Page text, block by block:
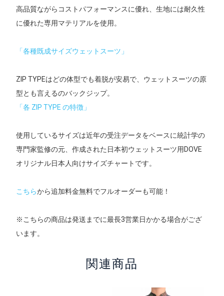
高品質ながらコストパフォーマンスに優れ、生地には耐久性
に優れた専用マテリアルを使用。
「各種既成サイズウェットスーツ」
ZIP TYPEはどの体型でも着脱が安易で、ウェットスーツの原
型とも言えるのバックジップ。
「各 ZIP TYPE の特徴」
使用しているサイズは近年の受注データをベースに統計学の
専門家監修の元、作成された日本初ウェットスーツ用DOVE
オリジナル日本人向けサイズチャートです。
こちらから追加料金無料でフルオーダーも可能！
※こちらの商品は発送までに最長3営業日かかる場合がござ
います。
関連商品